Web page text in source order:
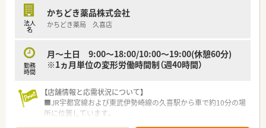
給休暇や産育休も取得しやすい環境です。
■夜間の時間帯に勤務できるパートの方も募集しており、それぞ
法人
名
かちどき薬品株式会社
かちどき薬局 久喜店
勤務
時間
月～土日 9:00～18:00/10:00～19:00(休憩60分)
※1ヵ月単位の変形労働時間制（週40時間）
【店舗情報と応需状況について】
■JR宇都宮線および東武伊勢崎線の久喜駅から車で約10分の場
所に位置しています。